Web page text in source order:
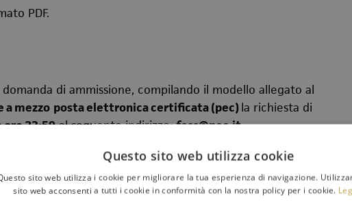
PDF.
di ammissione, compilando il modello allegato al
a mezzo posta elettronica certificata (pec)la richiesta di
ore 23:59al seguente indirizzo:foss@pec.it
SELETTIVA PER IL RUOLO DI VIOLONCELLO DI
Questo sito web utilizza cookie
sito web utilizza i cookie per migliorare la tua esperienza di navigazione.
sito web acconsenti a tutti i cookie in conformità con la nostra policy per i cookie.